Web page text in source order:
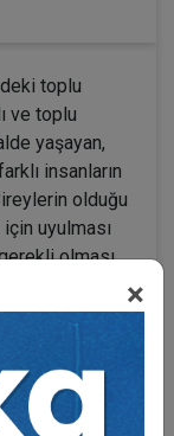
×
toplu
ve toplu
yaşayan,
insanların
olduğu
uyulması
olması
ve
yönetimin
de
gerekli